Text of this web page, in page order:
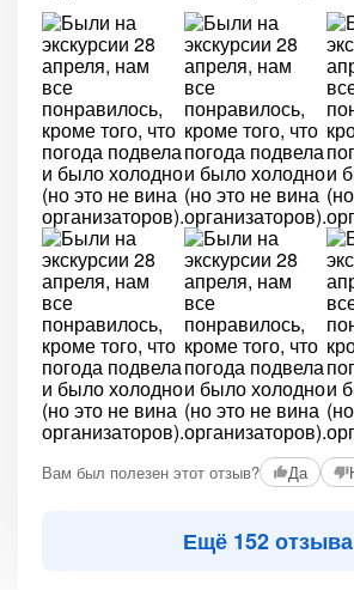
Вам был полезен этот отзыв? Да
Ещё 152 отзыва